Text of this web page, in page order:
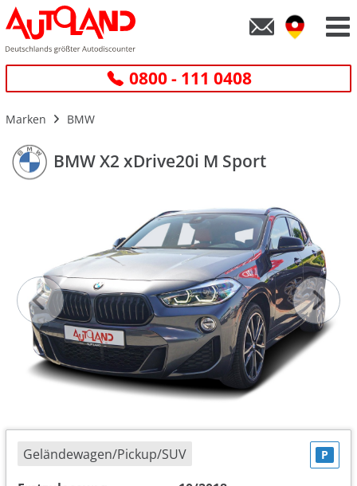
0800 - 111 0408
Marken BMW
BMW X2 xDrive20i M Sport
Geländewagen/Pickup/SUV P